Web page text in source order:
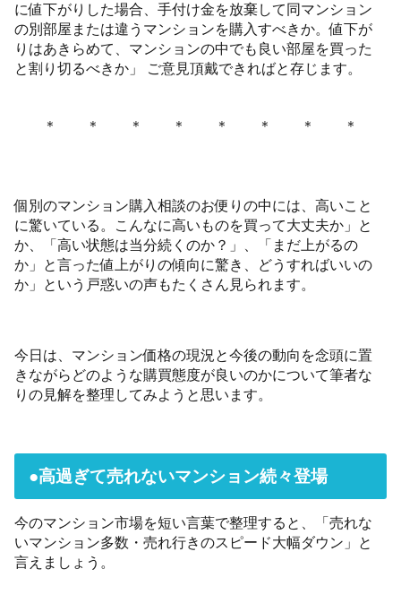
に値下がりした場合、手付け金を放棄して同マンション
の別部屋または違うマンションを購入すべきか。値下が
りはあきらめて、マンションの中でも良い部屋を買った
と割り切るべきか」 ご意見頂戴できればと存じます。
＊ ＊ ＊ ＊ ＊ ＊ ＊ ＊
個別のマンション購入相談のお便りの中には、高いこと
に驚いている。こんなに高いものを買って大丈夫か」と
か、「高い状態は当分続くのか？」、「まだ上がるの
か」と言った値上がりの傾向に驚き、どうすればいいの
か」という戸惑いの声もたくさん見られます。
今日は、マンション価格の現況と今後の動向を念頭に置
きながらどのような購買態度が良いのかについて筆者な
りの見解を整理してみようと思います。
●高過ぎて売れないマンション続々登場
今のマンション市場を短い言葉で整理すると、「売れな
いマンション多数・売れ行きのスピード大幅ダウン」と
言えましょう。